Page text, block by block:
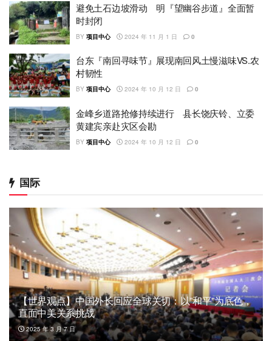
避免土石边坡滑动 明『望幽谷步道』全面暂
时封闭
BY 项目中心 2024 年 11 月 1 日 0
台东『南回寻味节』展现南回风土慢滋味VS.农
村韧性
BY 项目中心 2024 年 10 月 12 日 0
金峰乡道路抢修持续进行 县长饶庆铃、立委
黄建宾亲赴灾区会勘
BY 项目中心 2024 年 10 月 12 日 0
国际
【世界观点】中国外长回应全球关切：以”和平”为底色，
直面中美关系挑战
2025 年 3 月 7 日